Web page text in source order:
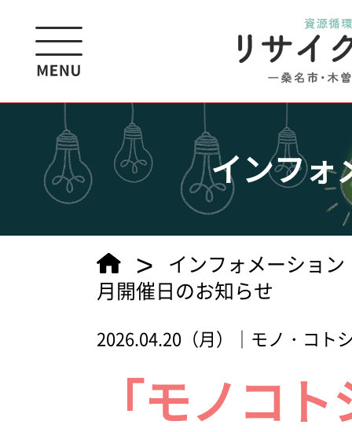
インフォ
> インフォメーション
月開催日のお知らせ
2026.04.20（月）｜モノ・コト
「モノコ